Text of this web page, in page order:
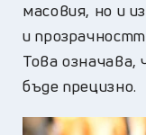
масовия, но и
и
Това означава,
бъде прецизно.